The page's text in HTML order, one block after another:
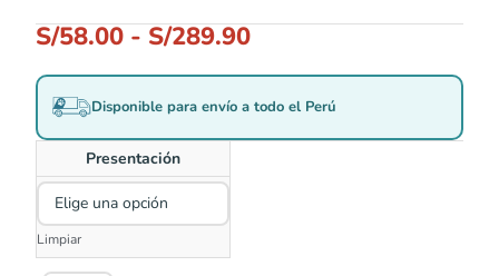
S/58.00 - S/289.90
Disponible para envío a todo el Perú
Presentación
Limpiar